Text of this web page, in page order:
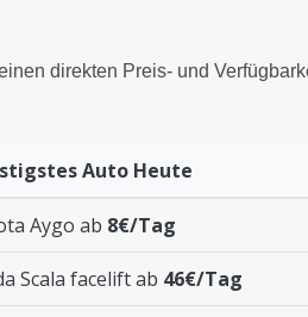
direkten Preis- und
Auto Heute
Aygo ab 8€/Tag
Scala facelift ab 46€/Tag